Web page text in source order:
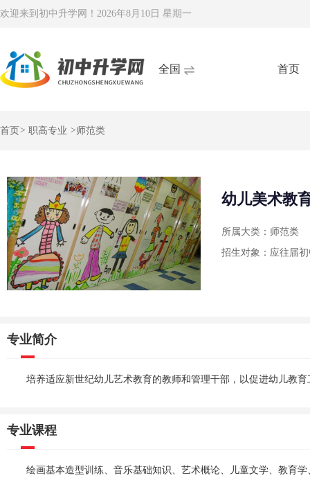
欢迎来到初中升学网！ 2026年8月10日 星期一
全国 首页
首页 > 职高专业 >师范类
幼儿美术教
所属大类：师范类
招生对象：应往届
专业简介
培养适应新世纪幼儿艺术教育的教师和管理干部，以促进幼儿教
专业课程
绘画基本造型训练、音乐基础知识、艺术概论、儿童文学、教育